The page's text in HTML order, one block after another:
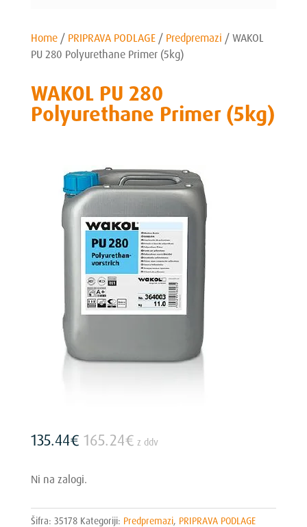
Home/ PRIPRAVA PODLAGE/ Predpremazi / WAKOL
PU 280 Polyurethane Primer (5kg)
WAKOL PU 280
Polyurethane Primer (5kg)
135.44€ 165.24€ z ddv
Ni na zalogi.
Šifra: 35178 Kategoriji: Predpremazi, PRIPRAVA PODLAGE